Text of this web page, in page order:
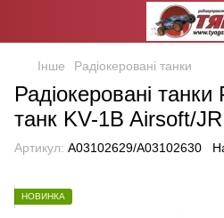
Інше Радіокеровані танки
Радіокеровані
танк KV-1B Airsoft/JR
Артикул: A03102629/A03102630
НОВИНКА